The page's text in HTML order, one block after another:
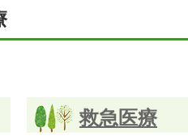
救急医療